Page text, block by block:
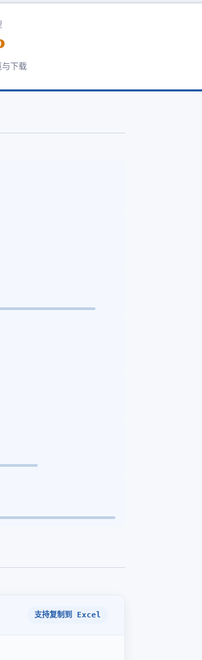
与下载
支持复制到 Excel